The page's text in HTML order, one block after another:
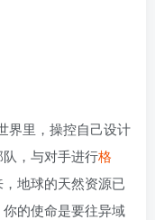
界里，操控自己设计
，与对手进行格
地球的天然资源已
你的使命是要往异域